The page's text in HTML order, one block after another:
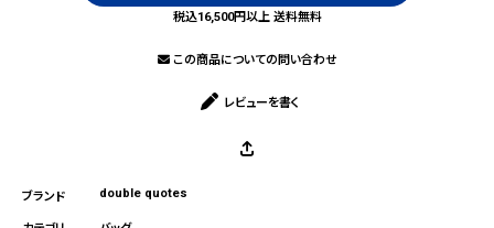
税込16,500円以上 送料無料
この商品についての問い合わせ
レビューを書く
double quotes